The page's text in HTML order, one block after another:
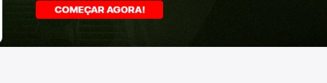
ITENS (00)
Seu carrinho ainda está vazio.